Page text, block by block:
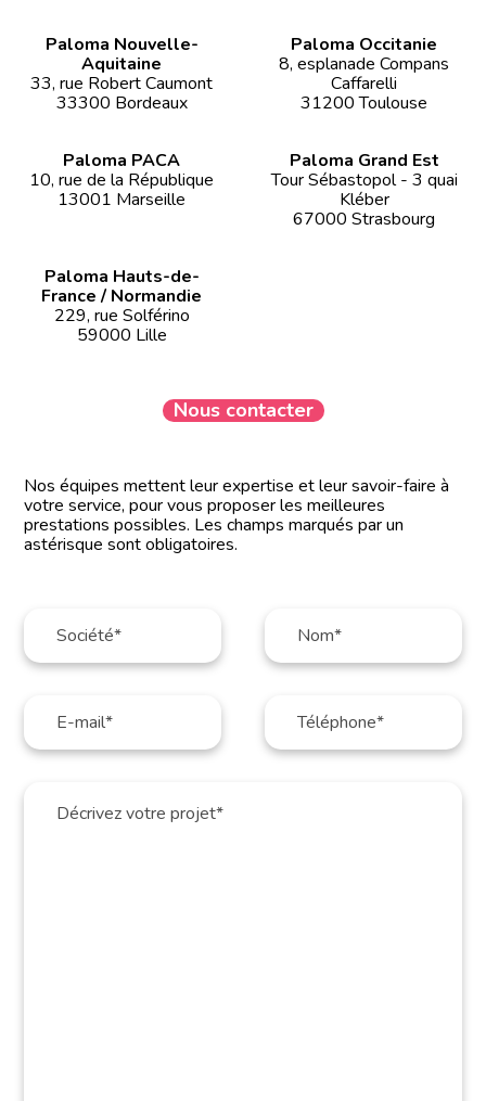
Paloma Nouvelle-
Aquitaine
33, rue Robert Caumont
33300 Bordeaux
Paloma Occitanie
8, esplanade Compans
Caffarelli
31200 Toulouse
Paloma PACA
10, rue de la République
13001 Marseille
Paloma Grand Est
Tour Sébastopol - 3 quai
Kléber
67000 Strasbourg
Paloma Hauts-de-
France / Normandie
229, rue Solférino
59000 Lille
Nous contacter
Nos équipes mettent leur expertise et leur savoir-faire à
votre service, pour vous proposer les meilleures
prestations possibles. Les champs marqués par un
astérisque sont obligatoires.